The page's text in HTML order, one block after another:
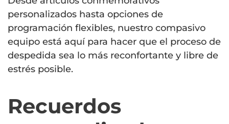
personalizados hasta opciones de
programación flexibles, nuestro compasivo
equipo está aquí para hacer que el proceso de
despedida sea lo más reconfortante y libre de
estrés posible.
Recuerdos